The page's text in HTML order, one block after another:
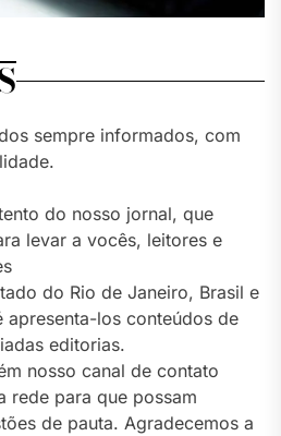
sempre informados, com
do nosso jornal, que
levar a vocês, leitores e
do Rio de Janeiro, Brasil e
apresenta-los conteúdos de
editorias.
nosso canal de contato
rede para que possam
de pauta. Agradecemos a